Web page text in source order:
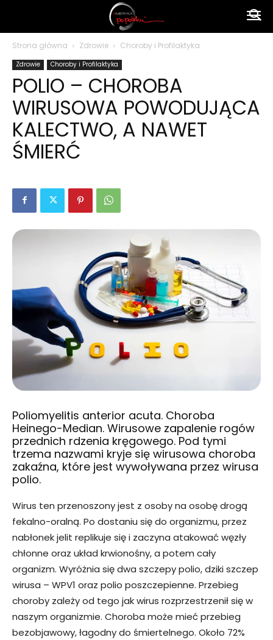
polsku
Strona główna Zdrowie Choroby i Profilaktyka
Zdrowie Choroby i Profilaktyka
POLIO – CHOROBA
WIRUSOWA POWODUJĄCA
KALECTWO, A NAWET
ŚMIERĆ
Poliomyelitis anterior acuta. Choroba
Heinego-Median. Wirusowe zapalenie rogów
przednich rdzenia kręgowego. Pod tymi
trzema nazwami kryje się wirusowa choroba
zakaźna, które jest wywoływana przez wirusa
polio.
Wirus ten przenoszony jest z osoby na osobę drogą
fekalno-oralną. Po dostaniu się do organizmu, przez
nabłonek jelit replikuje się i zaczyna atakować węzły
chłonne oraz układ krwionośny, a potem cały
organizm. Wyróżnia się dwa szczepy polio, dziki szczep
wirusa – WPV1 oraz polio poszczepienne. Przebieg
choroby zależy od tego jak wirus rozprzestrzenił się w
naszym organizmie. Choroba może mieć przebieg
bezobjawowy, łagodny do śmiertelnego. Około 72%